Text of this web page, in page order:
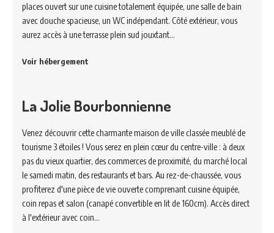
places ouvert sur une cuisine totalement équipée, une salle de bain
avec douche spacieuse, un WC indépendant. Côté extérieur, vous
aurez accès à une terrasse plein sud jouxtant…
Voir hébergement
La Jolie Bourbonnienne
Venez découvrir cette charmante maison de ville classée meublé de
tourisme 3 étoiles ! Vous serez en plein cœur du centre-ville : à deux
pas du vieux quartier, des commerces de proximité, du marché local
le samedi matin, des restaurants et bars. Au rez-de-chaussée, vous
profiterez d'une pièce de vie ouverte comprenant cuisine équipée,
coin repas et salon (canapé convertible en lit de 160cm). Accès direct
à l'extérieur avec coin…